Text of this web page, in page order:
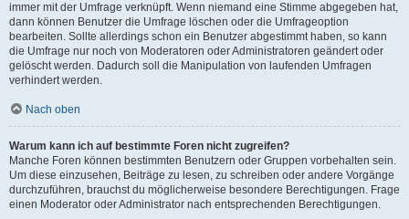
immer mit der Umfrage verknüpft. Wenn niemand eine Stimme abgegeben hat,
dann können Benutzer die Umfrage löschen oder die Umfrageoption
bearbeiten. Sollte allerdings schon ein Benutzer abgestimmt haben, so kann
die Umfrage nur noch von Moderatoren oder Administratoren geändert oder
gelöscht werden. Dadurch soll die Manipulation von laufenden Umfragen
verhindert werden.
Nach oben
Warum kann ich auf bestimmte Foren nicht zugreifen?
Manche Foren können bestimmten Benutzern oder Gruppen vorbehalten sein.
Um diese einzusehen, Beiträge zu lesen, zu schreiben oder andere Vorgänge
durchzuführen, brauchst du möglicherweise besondere Berechtigungen. Frage
einen Moderator oder Administrator nach entsprechenden Berechtigungen.